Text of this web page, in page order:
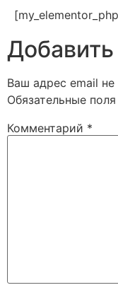
Ваш адрес email не
Обязательные
Комментарий *